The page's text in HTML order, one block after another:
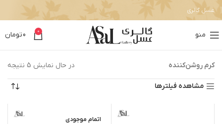
عسل گالری
منو 0
0تومان
کرم روشن‌کننده در حال نمایش 5 نتیجه
مشاهده فیلترها
اتمام موجودی